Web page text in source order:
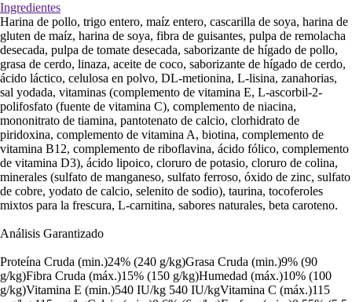
Ingredientes
Harina de pollo, trigo entero, maíz entero, cascarilla de soya, harina de
gluten de maíz, harina de soya, fibra de guisantes, pulpa de remolacha
desecada, pulpa de tomate desecada, saborizante de hígado de pollo,
grasa de cerdo, linaza, aceite de coco, saborizante de hígado de cerdo,
ácido láctico, celulosa en polvo, DL-metionina, L-lisina, zanahorias,
sal yodada, vitaminas (complemento de vitamina E, L-ascorbil-2-
polifosfato (fuente de vitamina C), complemento de niacina,
mononitrato de tiamina, pantotenato de calcio, clorhidrato de
piridoxina, complemento de vitamina A, biotina, complemento de
vitamina B12, complemento de riboflavina, ácido fólico, complemento
de vitamina D3), ácido lipoico, cloruro de potasio, cloruro de colina,
minerales (sulfato de manganeso, sulfato ferroso, óxido de zinc, sulfato
de cobre, yodato de calcio, selenito de sodio), taurina, tocoferoles
mixtos para la frescura, L-carnitina, sabores naturales, beta caroteno.
Análisis Garantizado
Proteína Cruda (min.)24% (240 g/kg)Grasa Cruda (min.)9% (90
g/kg)Fibra Cruda (máx.)15% (150 g/kg)Humedad (máx.)10% (100
g/kg)Vitamina E (min.)540 IU/kg 540 IU/kgVitamina C (máx.)115